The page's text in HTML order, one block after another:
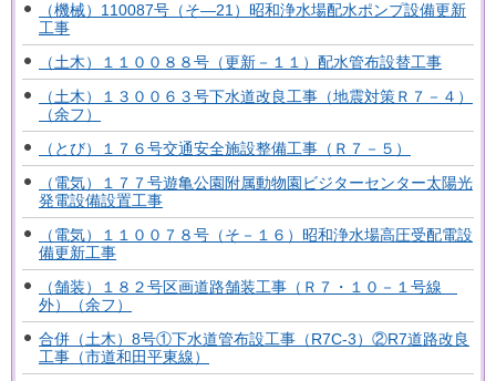
（機械）110087号（そ―21）昭和浄水場配水ポンプ設備更新
工事
（土木）１１００８８号（更新－１１）配水管布設替工事
（土木）１３００６３号下水道改良工事（地震対策Ｒ７－４）
（余フ）
（とび）１７６号交通安全施設整備工事（Ｒ７－５）
（電気）１７７号遊亀公園附属動物園ビジターセンター太陽光
発電設備設置工事
（電気）１１００７８号（そ－１６）昭和浄水場高圧受配電設
備更新工事
（舗装）１８２号区画道路舗装工事（Ｒ７・１０－１号線
外）（余フ）
合併（土木）8号①下水道管布設工事（R7C-3）②R7道路改良
工事（市道和田平東線）